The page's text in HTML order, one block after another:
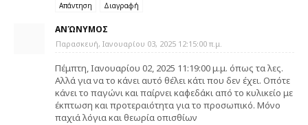
Απάντηση Διαγραφή
ΑΝΏΝΥΜΟΣ
Παρασκευή, Ιανουαρίου 03, 2025 12:15:00 π.μ.
Πέμπτη, Ιανουαρίου 02, 2025 11:19:00 μ.μ. όπως τα λες.
Αλλά για να το κάνει αυτό θέλει κάτι που δεν έχει. Οπότε
κάνει το παγώνι και παίρνει καφεδάκι από το κυλικείο με
έκπτωση και προτεραιότητα για το προσωπικό. Μόνο
παχιά λόγια και θεωρία οπισθίων